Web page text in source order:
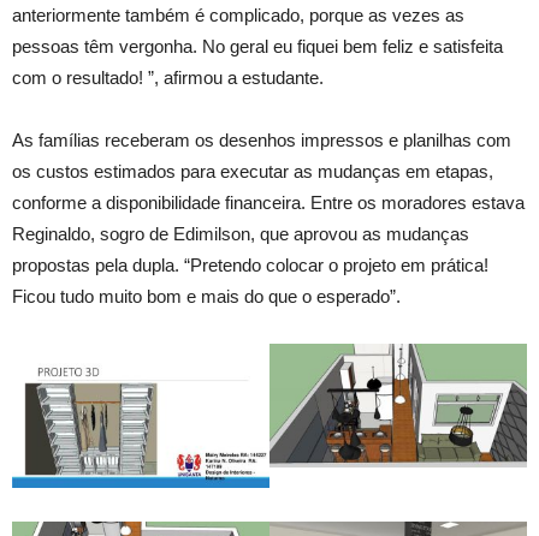
anteriormente também é complicado, porque as vezes as
pessoas têm vergonha. No geral eu fiquei bem feliz e satisfeita
com o resultado! ”, afirmou a estudante.
As famílias receberam os desenhos impressos e planilhas com
os custos estimados para executar as mudanças em etapas,
conforme a disponibilidade financeira. Entre os moradores estava
Reginaldo, sogro de Edimilson, que aprovou as mudanças
propostas pela dupla. “Pretendo colocar o projeto em prática!
Ficou tudo muito bom e mais do que o esperado”.